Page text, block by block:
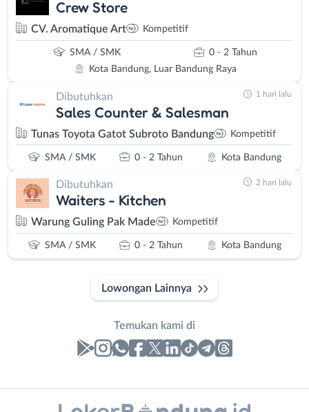
Crew Store
CV. Aromatique Art Kompetitif
SMA / SMK
0 - 2 Tahun
Kota Bandung, Luar Bandung Raya
Dibutuhkan
Sales Counter & Salesman
Tunas Toyota Gatot Subroto Bandung Kompetitif
SMA / SMK 0 - 2 Tahun Kota Bandung
1 hari lalu
Dibutuhkan
Waiters - Kitchen
Warung Guling Pak Made Kompetitif
SMA / SMK 0 - 2 Tahun Kota Bandung
2 hari lalu
Lowongan Lainnya
Temukan kami di